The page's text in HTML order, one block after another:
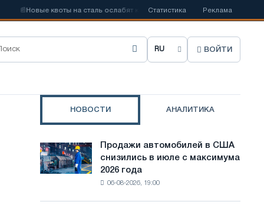
Новые квоты на сталь ослабят конкуренцию в Соединенном
Статистика Реклама
В
б
т
ВОЙТИ
НОВОСТИ АНАЛИТИКА
Продажи
автомобилей
в
Продажи автомобилей в США
снизились в июле с максимума
2026 года
06-08-2026, 19:00